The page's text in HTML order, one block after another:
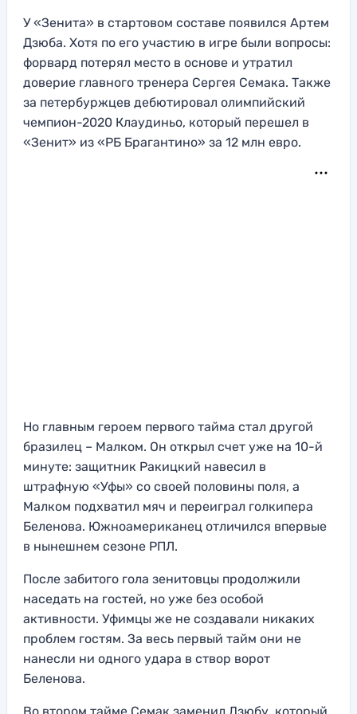
У «Зенита» в стартовом составе появился Артем
Дзюба. Хотя по его участию в игре были вопросы:
форвард потерял место в основе и утратил
доверие главного тренера Сергея Семака. Также
за петербуржцев дебютировал олимпийский
чемпион-2020 Клаудиньо, который перешел в
«Зенит» из «РБ Брагантино» за 12 млн евро.
Но главным героем первого тайма стал другой
бразилец – Малком. Он открыл счет уже на 10-й
минуте: защитник Ракицкий навесил в
штрафную «Уфы» со своей половины поля, а
Малком подхватил мяч и переиграл голкипера
Беленова. Южноамериканец отличился впервые
в нынешнем сезоне РПЛ.
После забитого гола зенитовцы продолжили
наседать на гостей, но уже без особой
активности. Уфимцы же не создавали никаких
проблем гостям. За весь первый тайм они не
нанесли ни одного удара в створ ворот
Беленова.